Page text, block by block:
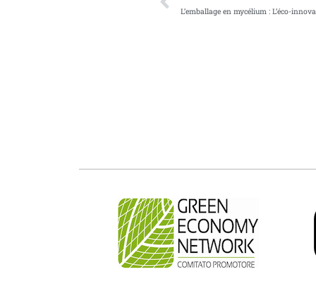
L’emballage en mycélium : L’éco-